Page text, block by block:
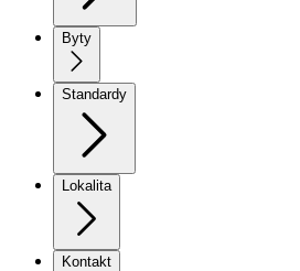
Byty
Standardy
Lokalita
Kontakt